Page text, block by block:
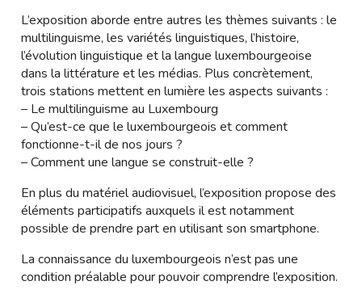
L’exposition aborde entre autres les thèmes suivants : le
multilinguisme, les variétés linguistiques, l’histoire,
l’évolution linguistique et la langue luxembourgeoise
dans la littérature et les médias. Plus concrètement,
trois stations mettent en lumière les aspects suivants :
– Le multilinguisme au Luxembourg
– Qu’est-ce que le luxembourgeois et comment
fonctionne-t-il de nos jours ?
– Comment une langue se construit-elle ?
En plus du matériel audiovisuel, l’exposition propose des
éléments participatifs auxquels il est notamment
possible de prendre part en utilisant son smartphone.
La connaissance du luxembourgeois n’est pas une
condition préalable pour pouvoir comprendre l’exposition.